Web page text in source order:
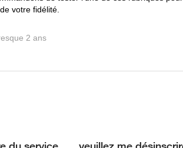
votre fidélité.
2 ans